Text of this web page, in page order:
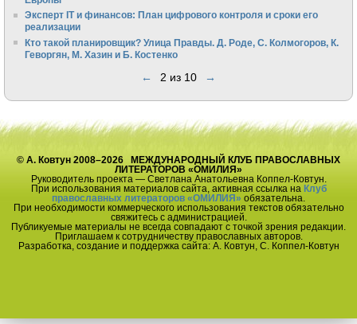
Эксперт IT и финансов: План цифрового контроля и сроки его
реализации
Кто такой планировщик? Улица Правды. Д. Роде, С. Колмогоров, К.
Геворгян, М. Хазин и Б. Костенко
← 2 из 10 →
© А. Ковтун 2008–2026 МЕЖДУНАРОДНЫЙ КЛУБ ПРАВОСЛАВНЫХ
ЛИТЕРАТОРОВ «ОМИЛИЯ»
Руководитель проекта — Светлана Анатольевна Коппел-Ковтун.
При использования материалов сайта, активная ссылка на Клуб
православных литераторов «ОМИЛИЯ» обязательна.
При необходимости коммерческого использования текстов обязательно
свяжитесь с администрацией.
Публикуемые материалы не всегда совпадают с точкой зрения редакции.
Приглашаем к сотрудничеству православных авторов.
Разработка, создание и поддержка сайта: А. Ковтун, С. Коппел-Ковтун